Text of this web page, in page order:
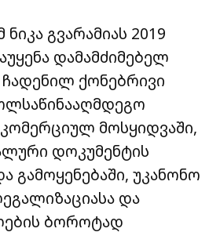
გვარამიას 2019
დამამძიმებელ
ქონებრივი
მოსყიდვაში,
დოკუმენტის
გამოყენებაში, უკანონო
და
ბოროტად